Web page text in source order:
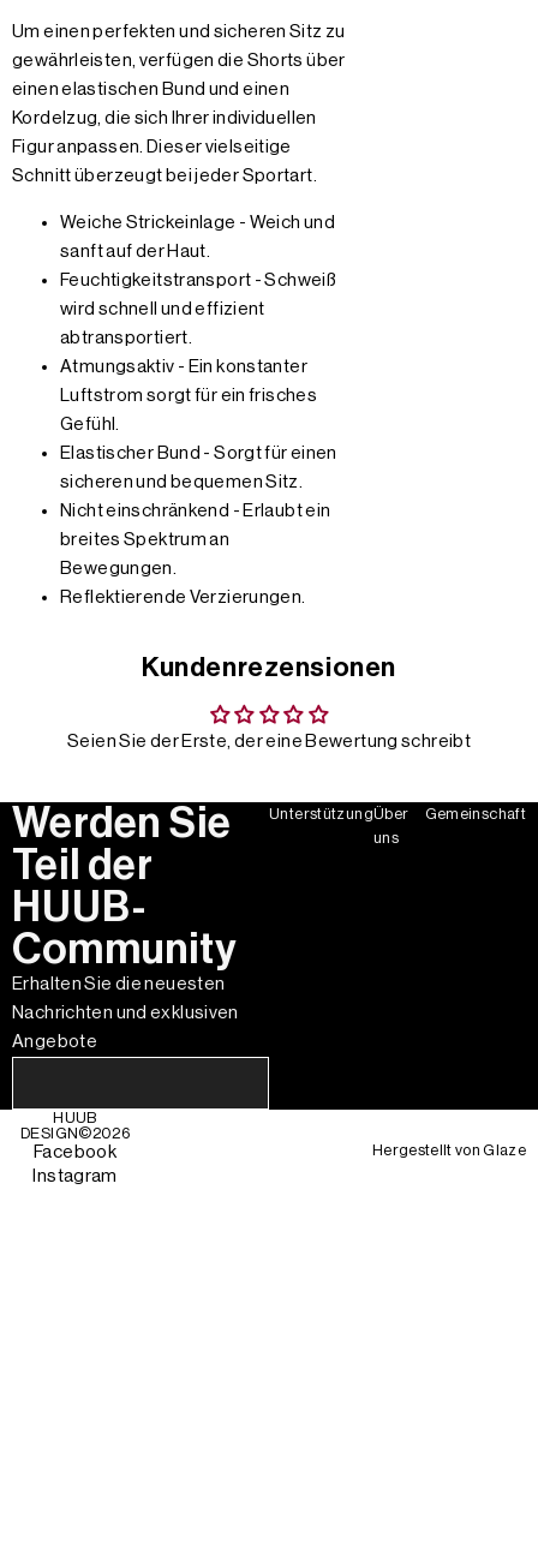
Um einen perfekten und sicheren Sitz zu
gewährleisten, verfügen die Shorts über
einen elastischen Bund und einen
Kordelzug, die sich Ihrer individuellen
Figur anpassen. Dieser vielseitige
Schnitt überzeugt bei jeder Sportart.
Weiche Strickeinlage - Weich und
sanft auf der Haut.
Feuchtigkeitstransport - Schweiß
wird schnell und effizient
abtransportiert.
Atmungsaktiv - Ein konstanter
Luftstrom sorgt für ein frisches
Gefühl.
Elastischer Bund - Sorgt für einen
sicheren und bequemen Sitz.
Nicht einschränkend - Erlaubt ein
breites Spektrum an
Bewegungen.
Reflektierende Verzierungen.
Kundenrezensionen
Seien Sie der Erste, der eine Bewertung schreibt
Werden Sie
Teil der
HUUB-
Community
Erhalten Sie die neuesten
Nachrichten und exklusiven
Angebote
UnterstützungÜber
uns
Gemeinschaft
HUUB
DESIGN©2026
Facebook
Instagram
Hergestellt vonGlaze